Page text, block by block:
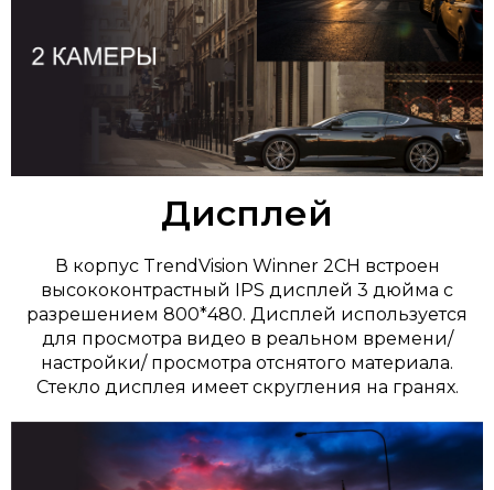
Дисплей
В корпус TrendVision Winner 2CH встроен
высококонтрастный IPS дисплей 3 дюйма с
разрешением 800*480. Дисплей используется
для просмотра видео в реальном времени/
настройки/ просмотра отснятого материала.
Стекло дисплея имеет скругления на гранях.